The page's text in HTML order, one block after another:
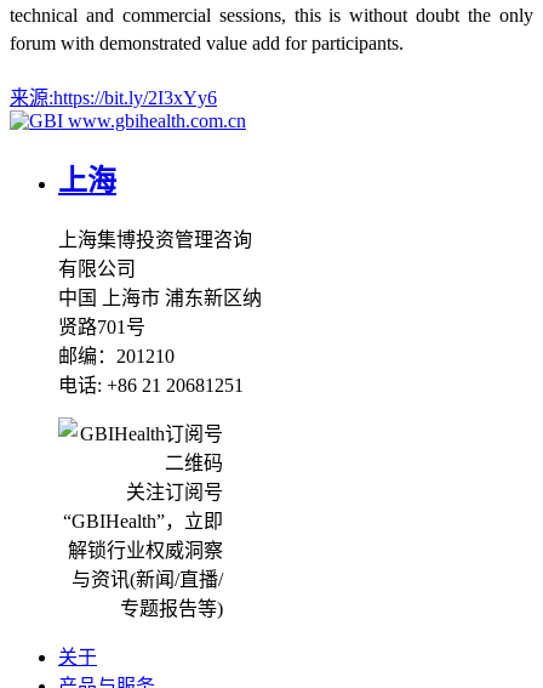
technical and commercial sessions, this is without doubt the only
forum with demonstrated value add for participants.
来源:https://bit.ly/2I3xYy6
www.gbihealth.com.cn
上海
上海集博投资管理咨询
有限公司
中国 上海市 浦东新区纳
贤路701号
邮编：201210
电话: +86 21 20681251
关注订阅号
“GBIHealth”，立即
解锁行业权威洞察
与资讯(新闻/直播/
专题报告等)
关于